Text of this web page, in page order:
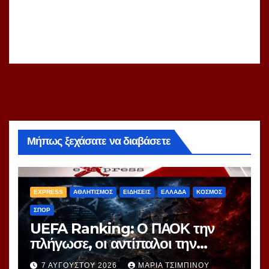
Μήπως ξεχάσατε να διαβάσετε
EXPRESS ΑΘΛΗΤΙΣΜΟΣ ΕΙΔΗΣΕΙΣ ΕΛΛΑΔΑ ΚΟΣΜΟΣ
ΣΠΟΡ
UEFA Ranking: Ο ΠΑΟΚ την
πλήγωσε, οι αντίπαλοι την
τιμώρησαν – Ξεφεύγει η 10η θέση
7 ΑΥΓΟΎΣΤΟΥ 2026 ΜΑΡΊΑ ΤΣΙΜΠΙΝΟΎ